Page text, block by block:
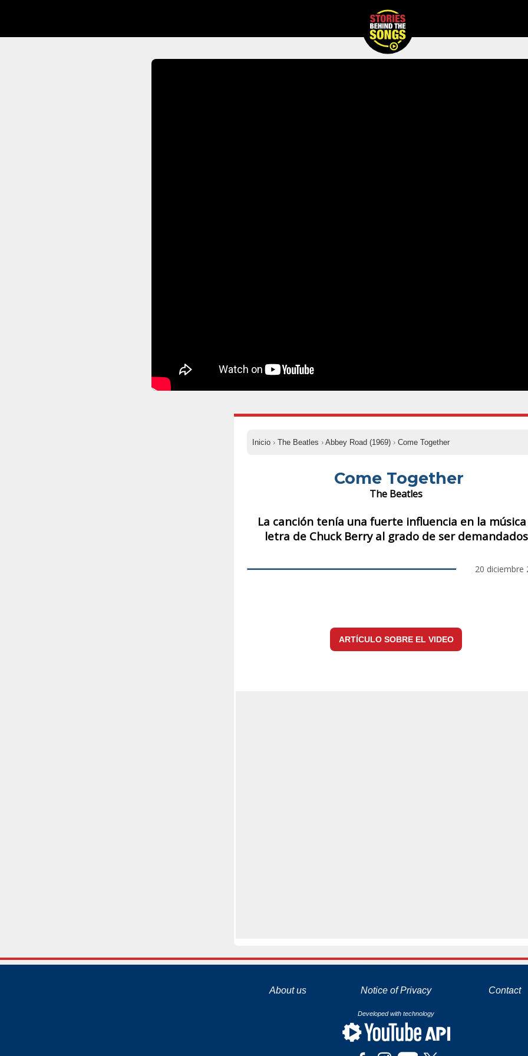
Inicio › The Beatles › Abbey Road (1969) › Come Together
Come Together
The Beatles
La canción tenía una fuerte influencia en la música
letra de Chuck Berry al grado de ser demandados
20 diciembre
ARTÍCULO SOBRE EL VIDEO
About us Notice of Privacy Contact
Developed with technology